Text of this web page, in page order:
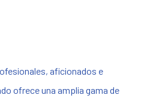
aficionados e
ofrece una amplia gama de